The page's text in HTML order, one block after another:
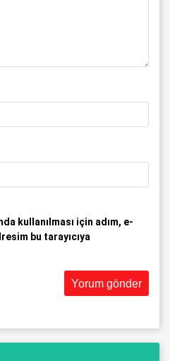
kullanılması için adım, e-
bu tarayıcıya